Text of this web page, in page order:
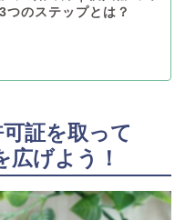
つのステップとは？
可証を取って
広げよう！